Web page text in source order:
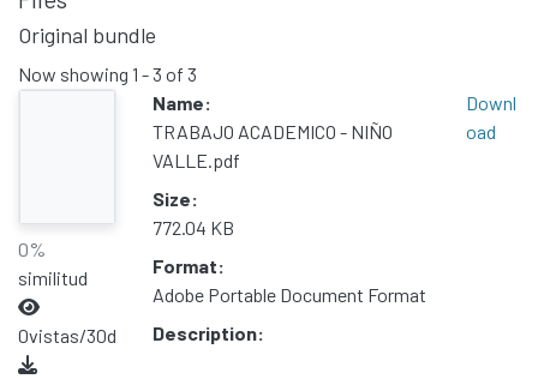
Communities & Collections
All of DSpace
Original bundle
Now showing 1 - 3 of 3
0%
similitud
0vistas/30d
Name:
TRABAJO ACADEMICO - NIÑO
VALLE.pdf
Size:
772.04 KB
Format:
Adobe Portable Document Format
Description:
Downl
oad